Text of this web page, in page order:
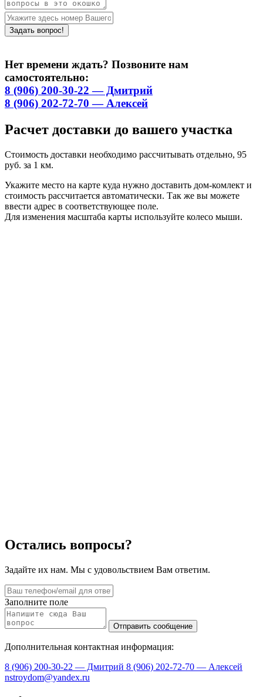
Нет времени ждать? Позвоните нам
самостоятельно:
8 (906) 200-30-22 — Дмитрий
8 (906) 202-72-70 — Алексей
Расчет доставки до вашего участка
Стоимость доставки необходимо рассчитывать отдельно, 95
руб. за 1 км.
Укажите место на карте куда нужно доставить дом-комлект и
стоимость рассчитается автоматически. Так же вы можете
ввести адрес в соответствующее поле.
Для изменения масштаба карты используйте колесо мыши.
Остались вопросы?
Задайте их нам. Мы с удовольствием Вам ответим.
Заполните поле
Дополнительная контактная информация:
8 (906) 200-30-22 — Дмитрий 8 (906) 202-72-70 — Алексей
nstroydom@yandex.ru